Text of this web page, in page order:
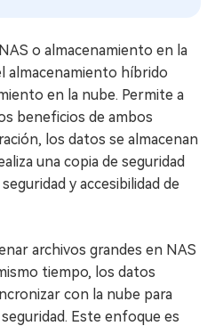
o almacenamiento en la
almacenamiento híbrido
en la nube. Permite a
beneficios de ambos
los datos se almacenan
una copia de seguridad
y accesibilidad de
archivos grandes en NAS
tiempo, los datos
con la nube para
Este enfoque es